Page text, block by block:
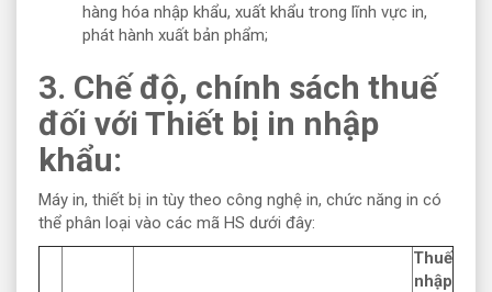
hàng hóa nhập khẩu, xuất khẩu trong lĩnh vực in,
phát hành xuất bản phẩm;
3. Chế độ, chính sách thuế
đối với Thiết bị in nhập
khẩu:
Máy in, thiết bị in tùy theo công nghệ in, chức năng in có
thể phân loại vào các mã HS dưới đây:
Thuế
nhập